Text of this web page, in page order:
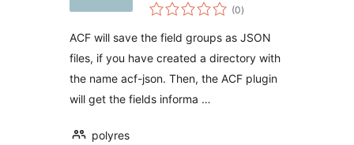
plugin directory
(0wszystkich
ocen
)
ACF will save the field groups as JSON
files, if you have created a directory with
the name acf-json. Then, the ACF plugin
will get the fields informa …
polyres